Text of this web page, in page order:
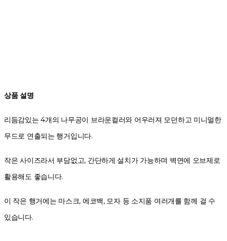
상품 설명
리듬감있는 4개의 나무공이 브라운컬러와 어우러져 모던하고 미니멀한
무드로 연출되는 행거입니다.
작은 사이즈라서 부담없고, 간단하게 설치가 가능하며 벽면에 오브제로
활용해도 좋습니다.
이 작은 행거에는 마스크, 에코백, 모자 등 소지품 여러개를 함께 걸 수
있습니다.